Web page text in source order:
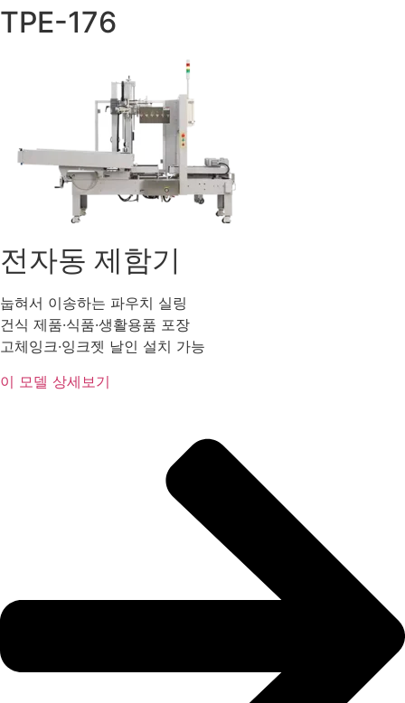
TPE-176
전자동 제함기
눕혀서 이송하는 파우치 실링
건식 제품·식품·생활용품 포장
고체잉크·잉크젯 날인 설치 가능
이 모델 상세보기